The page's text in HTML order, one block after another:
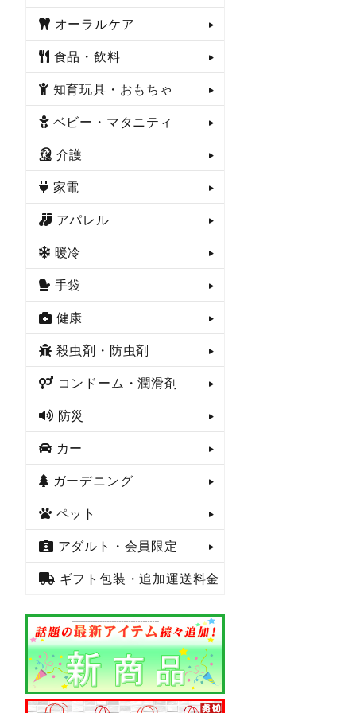
オーラルケア
食品・飲料
知育玩具・おもちゃ
ベビー・マタニティ
介護
家電
アパレル
暖冷
手袋
健康
殺虫剤・防虫剤
コンドーム・潤滑剤
防災
カー
ガーデニング
ペット
アダルト・会員限定
ギフト包装・追加運送料金